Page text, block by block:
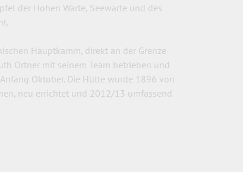
der Hohen Warte, Seewarte und des
Hauptkamm, direkt an der Grenze
Ortner mit seinem Team betrieben und
Oktober. Die Hütte wurde 1896 von
neu errichtet und 2012/13 umfassend